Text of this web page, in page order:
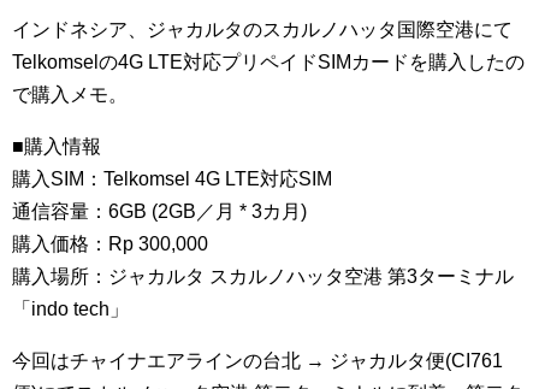
インドネシア、ジャカルタのスカルノハッタ国際空港にて
Telkomselの4G LTE対応プリペイドSIMカードを購入したの
で購入メモ。
■購入情報
購入SIM：Telkomsel 4G LTE対応SIM
通信容量：6GB (2GB／月 * 3カ月)
購入価格：Rp 300,000
購入場所：ジャカルタ スカルノハッタ空港 第3ターミナル
「indo tech」
今回はチャイナエアラインの台北 → ジャカルタ便(CI761